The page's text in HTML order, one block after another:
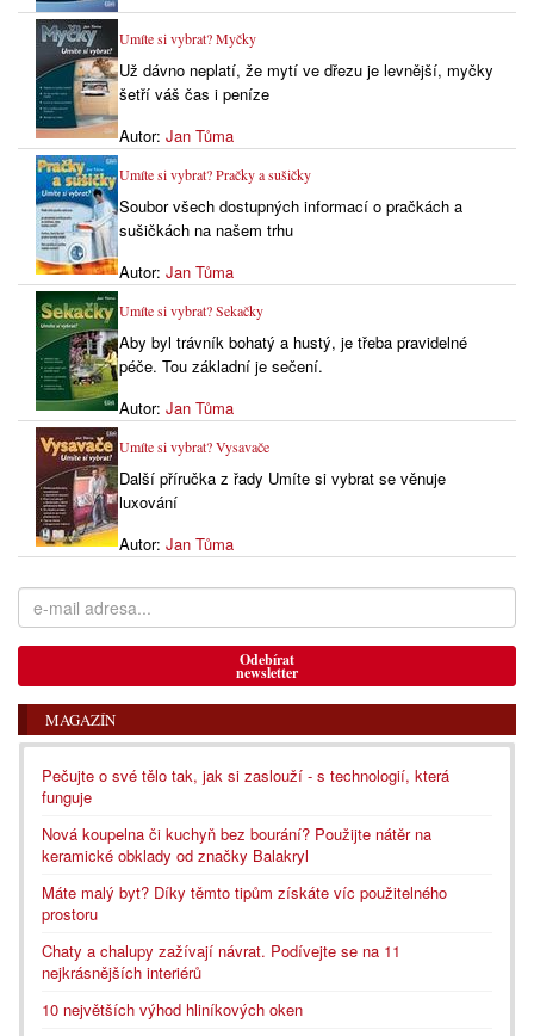
Umíte si vybrat? Myčky
Už dávno neplatí, že mytí ve dřezu je levnější, myčky
šetří váš čas i peníze
Autor: Jan Tůma
Umíte si vybrat? Pračky a sušičky
Soubor všech dostupných informací o pračkách a
sušičkách na našem trhu
Autor: Jan Tůma
Umíte si vybrat? Sekačky
Aby byl trávník bohatý a hustý, je třeba pravidelné
péče. Tou základní je sečení.
Autor: Jan Tůma
Umíte si vybrat? Vysavače
Další příručka z řady Umíte si vybrat se věnuje
luxování
Autor: Jan Tůma
Odebírat
newsletter
MAGAZÍN
Pečujte o své tělo tak, jak si zaslouží - s technologií, která
funguje
Nová koupelna či kuchyň bez bourání? Použijte nátěr na
keramické obklady od značky Balakryl
Máte malý byt? Díky těmto tipům získáte víc použitelného
prostoru
Chaty a chalupy zažívají návrat. Podívejte se na 11
nejkrásnějších interiérů
10 největších výhod hliníkových oken